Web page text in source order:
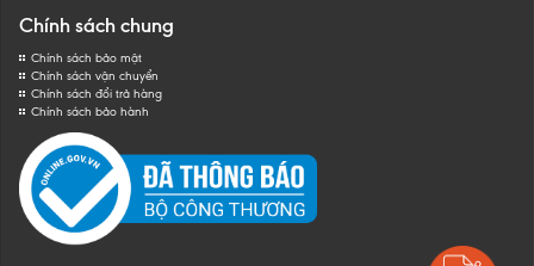
Chính sách chung
Chính sách bảo mật
Chính sách vận chuyển
Chính sách đổi trả hàng
Chính sách bảo hành